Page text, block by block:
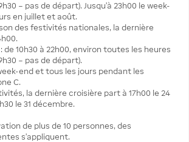
– pas de départ). Jusqu’à 23h00 le week-
en juillet et août.
des festivités nationales, la dernière
de 10h30 à 22h00, environ toutes les heures
– pas de départ).
end et tous les jours pendant les
C.
la dernière croisière part à 17h00 le 24
le 31 décembre.
de plus de 10 personnes, des
s’appliquent.